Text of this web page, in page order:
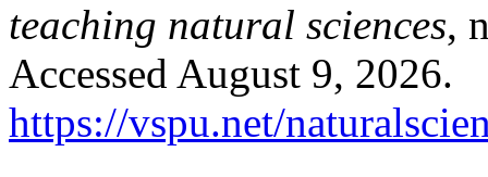
teaching natural sciences,
Accessed August 9, 2026.
https://vspu.net/